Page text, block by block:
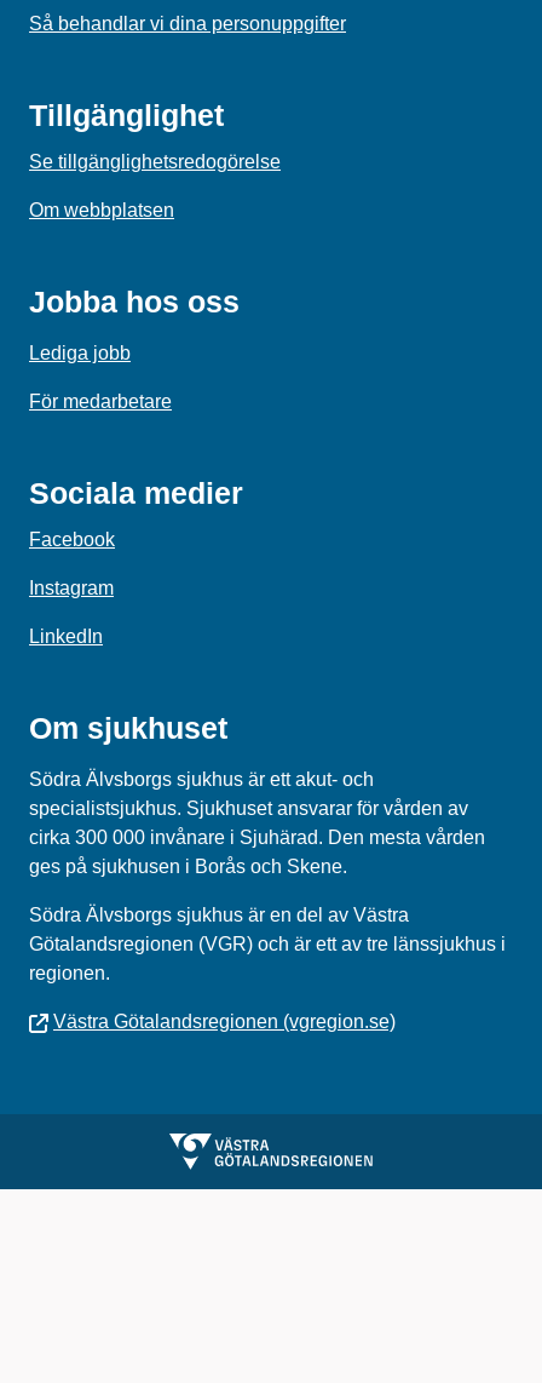
Så behandlar vi dina personuppgifter
Tillgänglighet
Se tillgänglighetsredogörelse
Om webbplatsen
Jobba hos oss
Lediga jobb
För medarbetare
Sociala medier
Facebook
Instagram
LinkedIn
Om sjukhuset
Södra Älvsborgs sjukhus är ett akut- och
specialistsjukhus. Sjukhuset ansvarar för vården av
cirka 300 000 invånare i Sjuhärad. Den mesta vården
ges på sjukhusen i Borås och Skene.
Södra Älvsborgs sjukhus är en del av Västra
Götalandsregionen (VGR) och är ett av tre länssjukhus i
regionen.
Västra Götalandsregionen (vgregion.se)